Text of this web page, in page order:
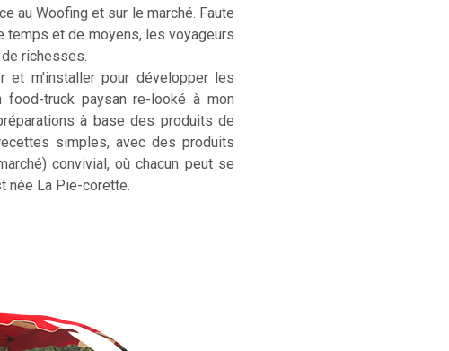
au Woofing et sur le marché. Faute
temps et de moyens, les voyageurs
richesses.
m’installer pour développer les
truck paysan re-looké à mon
à base des produits de
simples, avec des produits
convivial, où chacun peut se
née La Pie-corette.